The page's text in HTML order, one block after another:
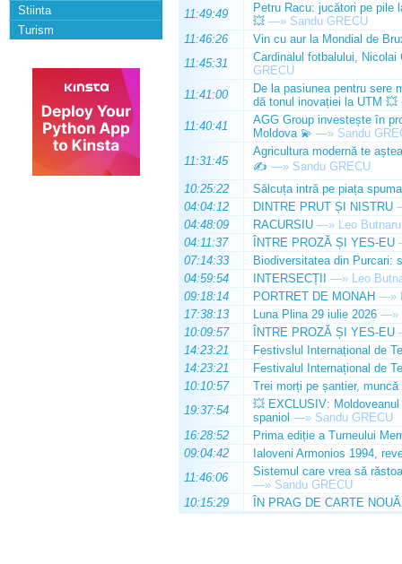
Stiinta
Turism
11:49:49
Petru Racu: jucători pe pile
💥 —» Sandu GRECU
11:46:26
Vin cu aur la Mondial de
11:45:31
Cardinalul fotbalului,
GRECU
11:41:00
De la pasiunea pentru sere
dă tonul inovației la UTM 💥
11:40:41
AGG Group investește în
Moldova 💫 —» Sandu
11:31:45
Agricultura modernă te
✍️ —» Sandu GRECU
10:25:22
Sălcuța intră pe piața
04:04:12
DINTRE PRUT ȘI NISTRU
04:48:09
RACURSIU —» Leo Butnaru
04:11:37
ÎNTRE PROZĂ ȘI YES-EU
07:14:33
Biodiversitatea din Purcari:
04:59:54
INTERSECȚII —» Leo
09:18:14
PORTRET DE MONAH —»
17:38:13
Luna Plina 29 iulie 2026 —»
10:09:57
ÎNTRE PROZĂ ȘI YES-EU
14:23:21
Festivslul Internațional de
14:23:21
Festivalul Internațional de
10:10:57
Trei morți pe șantier, muncă
19:37:54
💥 EXCLUSIV:
spaniol —» Sandu GRECU
16:28:52
Prima ediție a Turneului
09:04:42
Ialoveni Armonios 1994,
11:46:06
Sistemul care vrea să
—» Sandu GRECU
10:15:29
ÎN PRAG DE CARTE NOUĂ